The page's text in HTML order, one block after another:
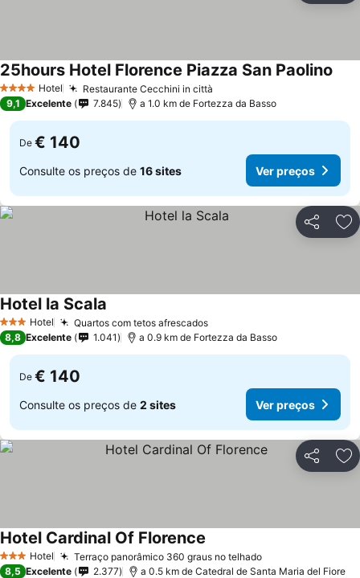
4 EstrelasHotel Restaurante Cecchini in città
25hours Hotel Florence Piazza San Paolino
9,1 Excelente 7.845 a 1.0 km de Fortezza da Basso
De € 140
Consulte os preços de 16 sites Ver preços
Partilhar
3 EstrelasHotel Quartos com tetos afrescadosVer preços
Hotel la Scala
8,8 Excelente 1.041 a 0.9 km de Fortezza da Basso
De € 140
Consulte os preços de 2 sites Ver preços
Partilhar
3 EstrelasHotel Terraço panorâmico 360 graus no telhadoVer preços
Hotel Cardinal Of Florence
8,5 Excelente 2.377 a 0.5 km de Catedral de Santa Maria del Fiore